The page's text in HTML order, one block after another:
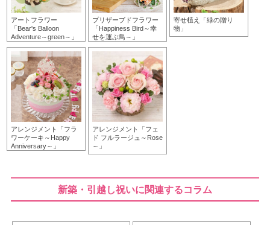
アートフラワー
「Bear's Balloon
Adventure～green～」
プリザーブドフラワー
「Happiness Bird～幸
せを運ぶ鳥～」
寄せ植え「緑の贈り
物」
アレンジメント「フラ
ワーケーキ～Happy
Anniversary～」
アレンジメント「フェ
ド フルラージュ～Rose
～」
新築・引越し祝いに関連するコラム